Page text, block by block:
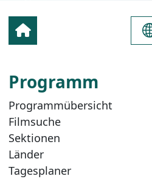
Programm
Programmübersicht
Filmsuche
Sektionen
Länder
Tagesplaner